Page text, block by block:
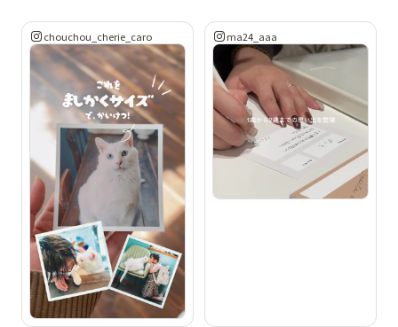
chouchou_cherie_caro ma24_aaa